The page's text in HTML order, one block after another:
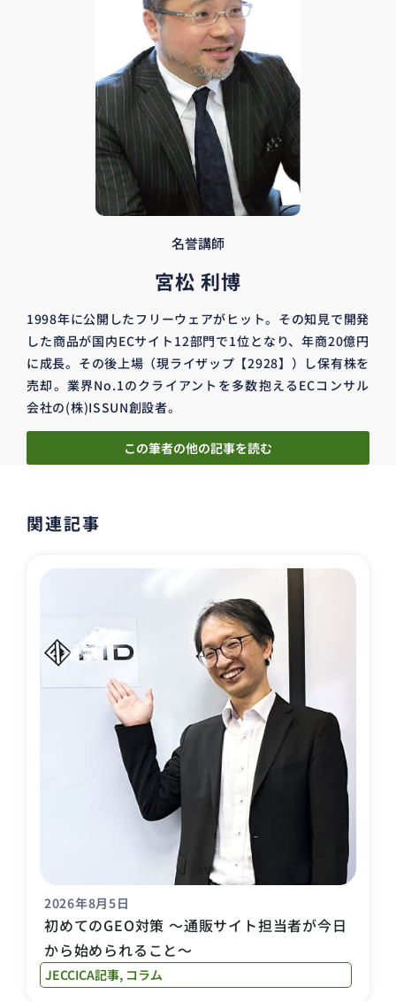
名誉講師
宮松 利博
1998年に公開したフリーウェアがヒット。その知見で開発
した商品が国内ECサイト12部門で1位となり、年商20億円
に成長。その後上場（現ライザップ【2928】）し保有株を
売却。業界No.1のクライアントを多数抱えるECコンサル
会社の(株)ISSUN創設者。
この筆者の他の記事を読む
関連記事
2026年8月5日
初めてのGEO対策 〜通販サイト担当者が今日
から始められること〜
JECCICA記事, コラム